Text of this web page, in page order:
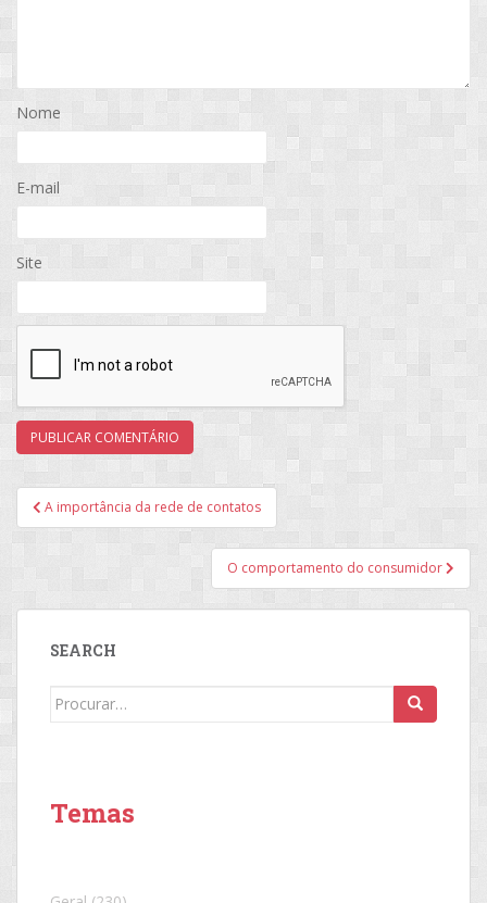
Nome
E-mail
Site
Navegação
de
A importância da rede de contatos
O comportamento do consumidor
SEARCH
Search
Temas